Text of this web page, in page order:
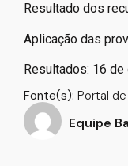
Resultado dos
Aplicação das
Resultados: 16
Fonte(s): Portal
Equipe